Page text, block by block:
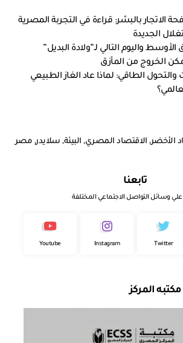
الاتجار بالبشر: قراءة في التجربة المصرية
الجديدة
واليوم التالي لـ”ولادة البديل”
الخروج من المأزق
الطاقي: لماذا عاد الغاز الطبيعي
الأخضر,الاقتصاد المصري,البيئة,سلايدر,مصر
تابعنا
علي وسائل التواصل الاجتماعي المختلفة
Twitter
Instagram
Youtube
المركز